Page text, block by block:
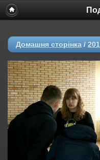
Домашня сторінка /